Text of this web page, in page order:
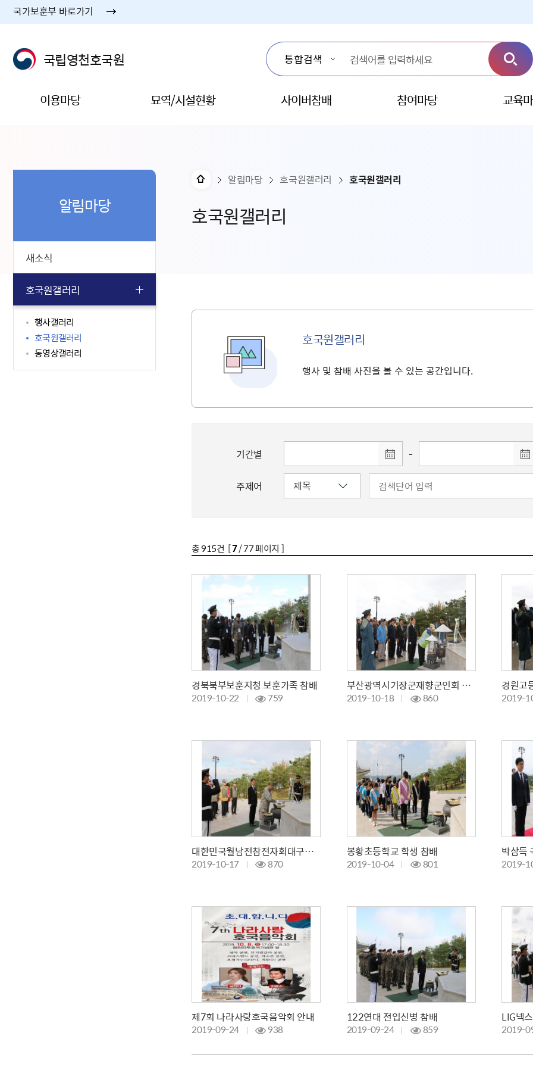
국가보훈부 바로가기
국립영천호국원
이용마당 묘역/시설현황 사이버참배 참여마당 교육
호국원갤러리
알림마당 호국원갤러리 호국원갤러리
알림마당
새소식
호국원갤러리
행사갤러리
호국원갤러리
동영상갤러리
호국원갤러리
행사 및 참배 사진을 볼 수 있는 공간입니다.
기간별 -
주제어
총915건 [7/ 77 페이지 ]
경북북부보훈지청 보훈가족 참배
2019-10-22 759
부산광역시기장군재향군인회 참배
2019-10-18 860
경원고
2019-
대한민국월남전참전자회대구광역시수성구지회 참배
2019-10-17 870
봉황초등학교 학생 참배
2019-10-04 801 2019-
제7회 나라사랑호국음악회 안내
2019-09-24 938
122연대 전입신병 참배
2019-09-24 859
LIG넥
2019-